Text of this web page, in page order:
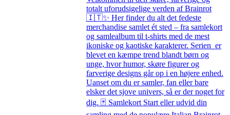
totalt uforudsigelige verden af Brainrot
🇮🇹✨ Her finder du alt det fedeste
merchandise samlet ét sted – fra samlekort
og samlealbum til t-shirts med de mest
ikoniske og kaotiske karakterer. Serien er
blevet en kæmpe trend blandt børn og
unge, hvor humor, skøre figurer og
farverige designs går op i en højere enhed.
Uanset om du er samler, fan eller bare
elsker det sjove univers, så er der noget for
dig. 🃏 Samlekort Start eller udvid din